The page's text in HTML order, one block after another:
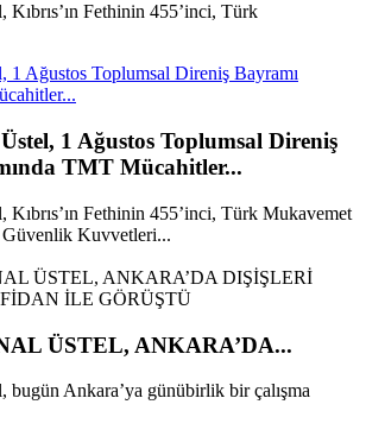
Fethinin 455’inci, Türk
1 Ağustos Toplumsal Direniş Bayramı
1 Ağustos Toplumsal Direniş
TMT Mücahitler...
Kıbrıs’ın Fethinin 455’inci, Türk Mukavemet
Güvenlik Kuvvetleri...
ÜSTEL, ANKARA’DA...
bugün Ankara’ya günübirlik bir çalışma